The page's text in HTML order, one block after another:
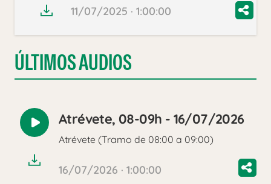
11/07/2025 · 1:00:00
ÚLTIMOS AUDIOS
Reproducir
audio
Atrévete, 08-09h - 16/07/2026
Atrévete (Tramo de 08:00 a 09:00)
16/07/2026 · 1:00:00